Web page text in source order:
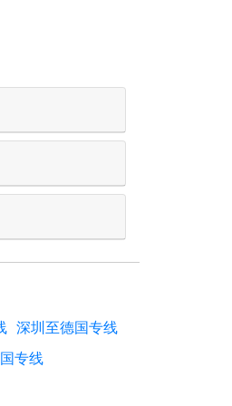
深圳至德国专线
专线